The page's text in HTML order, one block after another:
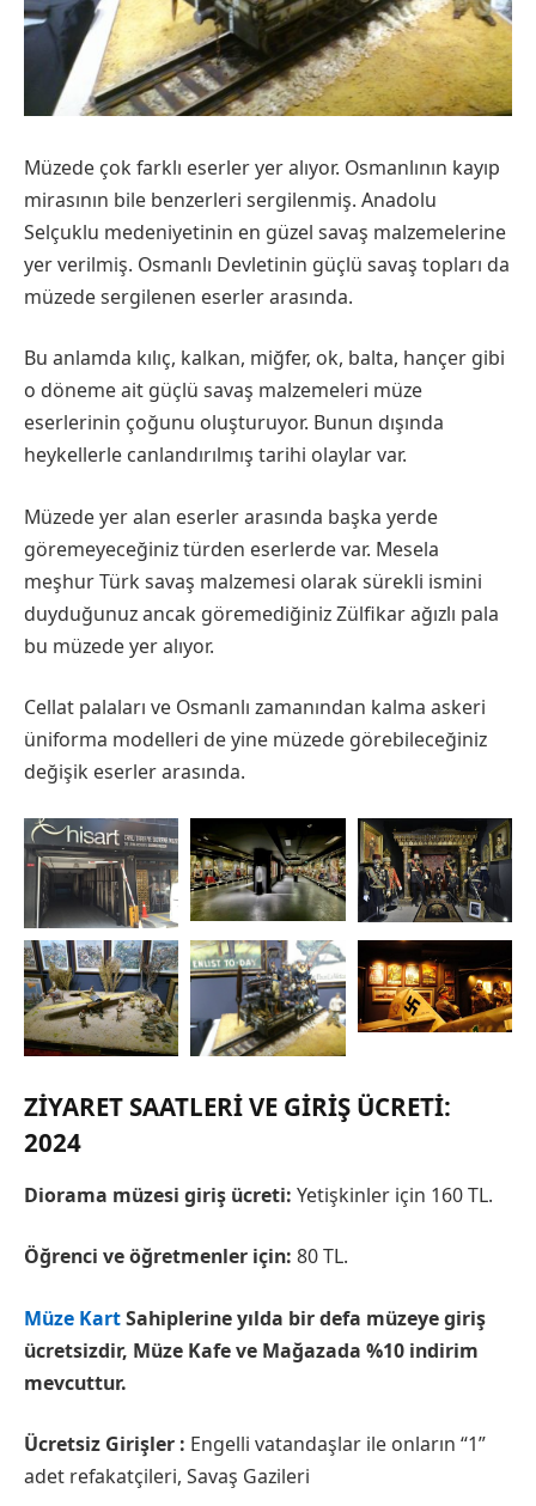
Müzede çok farklı eserler yer alıyor. Osmanlının kayıp
mirasının bile benzerleri sergilenmiş. Anadolu
Selçuklu medeniyetinin en güzel savaş malzemelerine
yer verilmiş. Osmanlı Devletinin güçlü savaş topları da
müzede sergilenen eserler arasında.
Bu anlamda kılıç, kalkan, miğfer, ok, balta, hançer gibi
o döneme ait güçlü savaş malzemeleri müze
eserlerinin çoğunu oluşturuyor. Bunun dışında
heykellerle canlandırılmış tarihi olaylar var.
Müzede yer alan eserler arasında başka yerde
göremeyeceğiniz türden eserlerde var. Mesela
meşhur Türk savaş malzemesi olarak sürekli ismini
duyduğunuz ancak göremediğiniz Zülfikar ağızlı pala
bu müzede yer alıyor.
Cellat palaları ve Osmanlı zamanından kalma askeri
üniforma modelleri de yine müzede görebileceğiniz
değişik eserler arasında.
ZIYARET SAATLERI VE GIRIŞ ÜCRETI:
2024
Diorama müzesi giriş ücreti: Yetişkinler için 160 TL.
Öğrenci ve öğretmenler için: 80 TL.
Müze KartSahiplerine yılda bir defa müzeye giriş
ücretsizdir, Müze Kafe ve Mağazada %10 indirim
mevcuttur.
Ücretsiz Girişler : Engelli vatandaşlar ile onların “1”
adet refakatçileri, Savaş Gazileri